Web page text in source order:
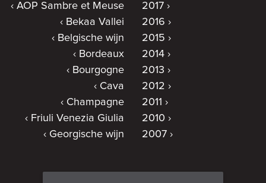
AOP Sambre et Meuse
Bekaa Vallei
Belgische wijn
Bordeaux
Bourgogne
Cava
Champagne
Friuli Venezia Giulia
Georgische wijn
2017
2016
2015
2014
2013
2012
2011
2010
2007